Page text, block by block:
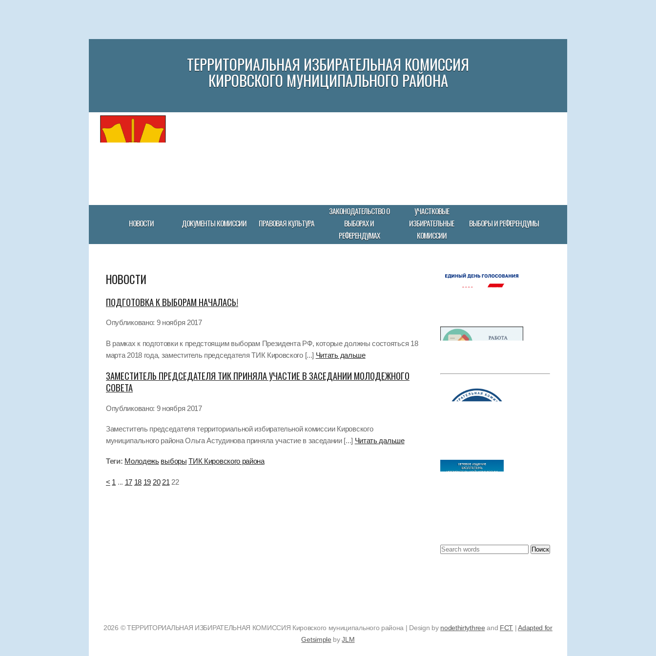
ТЕРРИТОРИАЛЬНАЯ ИЗБИРАТЕЛЬНАЯ КОМИССИЯ
КИРОВСКОГО МУНИЦИПАЛЬНОГО РАЙОНА
НОВОСТИ ДОКУМЕНТЫ КОМИССИИ ПРАВОВАЯ КУЛЬТУРА
ЗАКОНОДАТЕЛЬСТВО О
ВЫБОРАХ И
РЕФЕРЕНДУМАХ
УЧАСТКОВЫЕ
ИЗБИРАТЕЛЬНЫЕ
КОМИССИИ
ВЫБОРЫ И РЕФЕРЕНДУМЫ
НОВОСТИ
ПОДГОТОВКА К ВЫБОРАМ НАЧАЛАСЬ!
Опубликовано: 9 ноября 2017
В рамках к подготовки к предстоящим выборам Президента РФ, которые должны состояться 18
марта 2018 года, заместитель председателя ТИК Кировского [...] Читать дальше
ЗАМЕСТИТЕЛЬ ПРЕДСЕДАТЕЛЯ ТИК ПРИНЯЛА УЧАСТИЕ В ЗАСЕДАНИИ МОЛОДЕЖНОГО
СОВЕТА
Опубликовано: 9 ноября 2017
Заместитель председателя территориальной избирательной комиссии Кировского
муниципального района Ольга Астудинова приняла участие в заседании [...] Читать дальше
Теги: Молодежь выборы ТИК Кировского района
< 1 ... 17 18 19 20 21 22
2026 © ТЕРРИТОРИАЛЬНАЯ ИЗБИРАТЕЛЬНАЯ КОМИССИЯ Кировского муниципального района | Design by nodethirtythree and FCT |Adapted for
Getsimple byJLM